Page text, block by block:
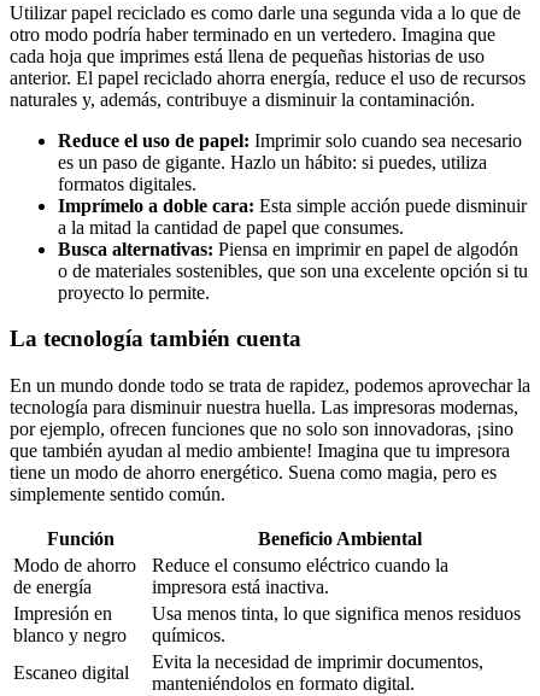
Utilizar papel reciclado es como darle una segunda vida a lo que de
otro modo podría haber terminado en un vertedero. Imagina que
cada hoja que imprimes está llena de pequeñas historias de uso
anterior. El papel reciclado ahorra energía, reduce el uso de recursos
naturales y, además, contribuye a disminuir la contaminación.
Reduce el uso de papel: Imprimir solo cuando sea necesario
es un paso de gigante. Hazlo un hábito: si puedes, utiliza
formatos digitales.
Imprímelo a doble cara: Esta simple acción puede disminuir
a la mitad la cantidad de papel que consumes.
Busca alternativas: Piensa en imprimir en papel de algodón
o de materiales sostenibles, que son una excelente opción si tu
proyecto lo permite.
La tecnología también cuenta
En un mundo donde todo se trata de rapidez, podemos aprovechar la
tecnología para disminuir nuestra huella. Las impresoras modernas,
por ejemplo, ofrecen funciones que no solo son innovadoras, ¡sino
que también ayudan al medio ambiente! Imagina que tu impresora
tiene un modo de ahorro energético. Suena como magia, pero es
simplemente sentido común.
Función
Beneficio Ambiental
Modo de ahorro
de energía
Reduce el consumo eléctrico cuando la
impresora está inactiva.
Impresión en
blanco y negro
Usa menos tinta, lo que significa menos residuos
químicos.
Escaneo digital
Evita la necesidad de imprimir documentos,
manteniéndolos en formato digital.